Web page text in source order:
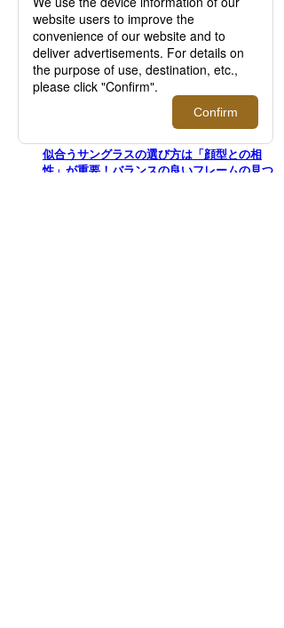
メンズ「日傘」徹底解説！失敗しない選び方
とおすすめ商品紹介【2026年5月更新】
似合うサングラスの選び方は「顔型との相
性」が重要！バランスの良いフレームの見つ